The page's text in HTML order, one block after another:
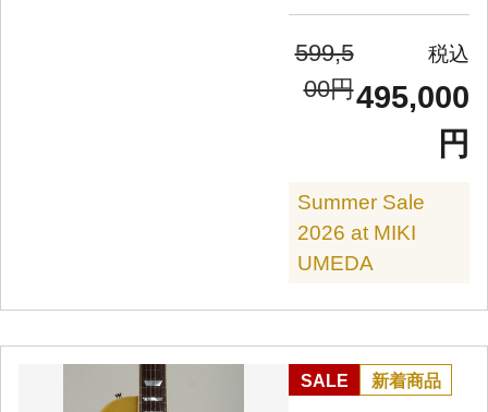
599,5
00円495,000
円
Summer Sale
2026 at MIKI
UMEDA
SALE 新着商品